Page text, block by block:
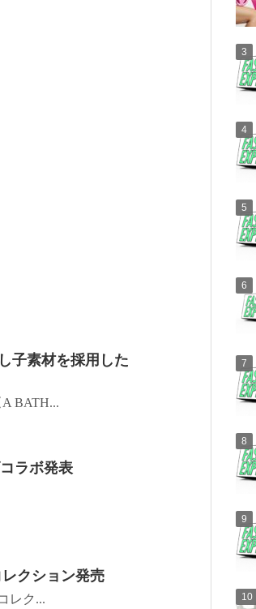
子素材を採用した
BATH...
ラボ発表
クション発売
レク...